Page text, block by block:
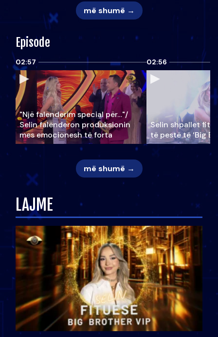
më shumë →
Episode
02:57
"Një falenderim special për…"/
Selin falënderon produksionin
mes emocionesh të forta
02:56
Selin shpallet
të pestë të ‘Big
më shumë →
LAJME